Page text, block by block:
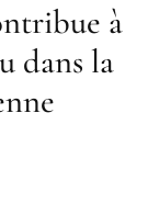
à
dans la